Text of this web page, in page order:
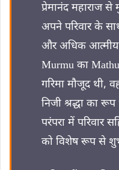
प्रेमानंद महाराज से
अपने परिवार के
और अधिक आत्मीय
Murmu का
गरिमा मौजूद थी,
निजी श्रद्धा का
परंपरा में परिवार
को विशेष रूप से शुभ